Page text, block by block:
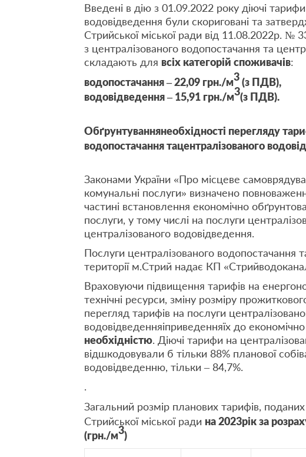
Введені в дію з 01.09.2022 року діючі
водовідведення були скориговані та
Стрийської міської ради від 11.08.2022р. №
з централізованого водопостачання та
складають для всіх категорій споживачів:
водопостачання – 22,09 грн./м3(з ПДВ),
водовідведення – 15,91 грн./м3(з ПДВ).
Обґрунтуваннянеобхідності перегляду
водопостачання тацентралізованого
Законами України «Про місцеве
комунальні послуги» визначено
частині встановлення економічно
послуги, у тому числі на послуги
централізованого водовідведення.
Послуги централізованого водопостачання
території м.Стрий надає КП
Враховуючи підвищення тарифів на
технічні ресурси, зміну розміру
перегляд тарифів на послуги
водовідведенняіприведенняїх до
необхідністю. Діючі тарифи на
відшкодовували б тільки 88% планової
водовідведенню, тільки – 84,7%.
.
Загальний розмір планових тарифів,
Стрийської міської ради на 2023рік за
(грн./м3)